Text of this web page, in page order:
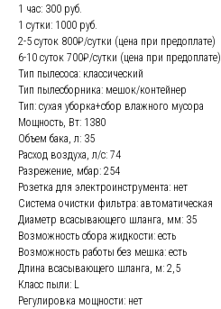
1 час: 300 руб.
1 сутки: 1000 руб.
2-5 суток 800₽/сутки (цена при предоплате)
6-10 суток 700₽/сутки (цена при предоплате)
Тип пылесоса: классический
Тип пылесборника: мешок/контейнер
Тип: сухая уборка+сбор влажного мусора
Мощность, Вт: 1380
Объем бака, л: 35
Расход воздуха, л/с: 74
Разрежение, мбар: 254
Розетка для электроинструмента: нет
Система очистки фильтра: автоматическая
Диаметр всасывающего шланга, мм: 35
Возможность сбора жидкости: есть
Возможность работы без мешка: есть
Длина всасывающего шланга, м: 2,5
Класс пыли: L
Регулировка мощности: нет